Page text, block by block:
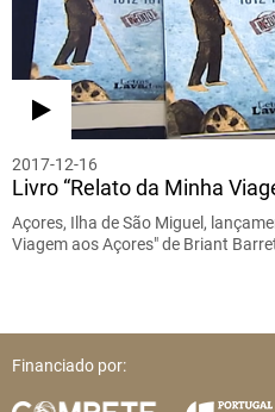
2017-12-16
Livro “Relato da Minha
Açores, Ilha de São Miguel,
Viagem aos Açores" de Briant
Financiado por: